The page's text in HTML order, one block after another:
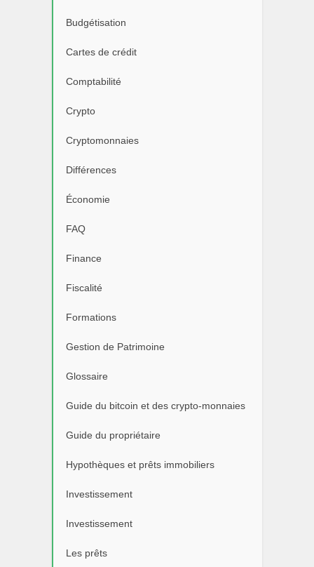
Budgétisation
Cartes de crédit
Comptabilité
Crypto
Cryptomonnaies
Différences
Économie
FAQ
Finance
Fiscalité
Formations
Gestion de Patrimoine
Glossaire
Guide du bitcoin et des crypto-monnaies
Guide du propriétaire
Hypothèques et prêts immobiliers
Investissement
Investissement
Les prêts